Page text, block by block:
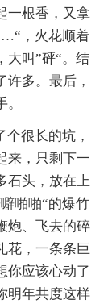
一根香，又拿
，火花顺着
大叫”砰“。结
多。最后，
很长的坑，
来，只剩下一
石头，放在上
啪啪“的爆竹
炮、飞去的碎
花，一条条巨
应该心动了
明年共度这样